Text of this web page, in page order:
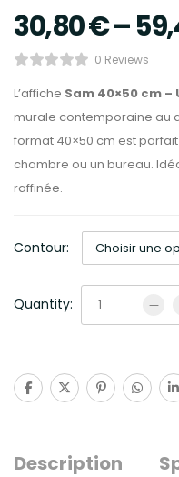
30,80€–
0 Reviews
L’affiche Sam 40×50 cm
murale contemporaine au
format 40×50 cm est
chambre ou un bureau.
raffinée.
Contour:
Quantity:
Description